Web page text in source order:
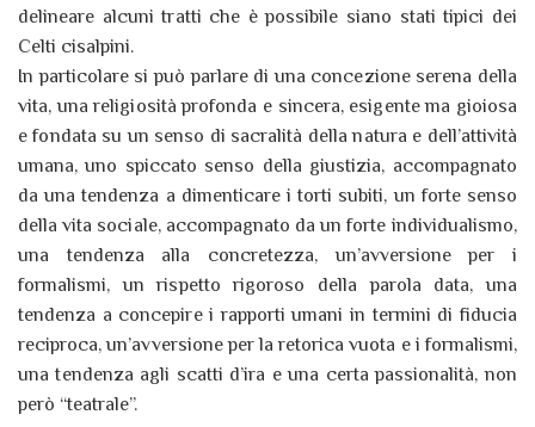
delineare alcuni tratti che è possibile siano stati tipici dei
Celti cisalpini.
In particolare si può parlare di una concezione serena della
vita, una religiosità profonda e sincera, esigente ma gioiosa
e fondata su un senso di sacralità della natura e dell’attività
umana, uno spiccato senso della giustizia, accompagnato
da una tendenza a dimenticare i torti subiti, un forte senso
della vita sociale, accompagnato da un forte individualismo,
una tendenza alla concretezza, un’avversione per i
formalismi, un rispetto rigoroso della parola data, una
tendenza a concepire i rapporti umani in termini di fiducia
reciproca, un’avversione per la retorica vuota e i formalismi,
una tendenza agli scatti d’ira e una certa passionalità, non
però “teatrale”.